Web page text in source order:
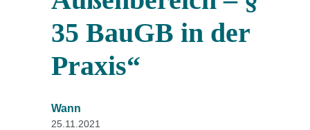
35 BauGB in der
Praxis“
Wann
25.11.2021